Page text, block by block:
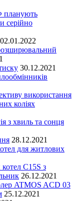
планують
серійно
02.01.2022
30.12.2021
використання
коліях
з хвиль та сонця
28.12.2021
для житлових
C15S з
26.12.2021
ATMOS ACD 03
25.12.2021